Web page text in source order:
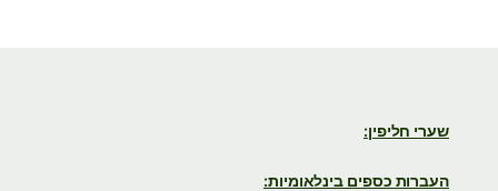
שערי חליפין:
העברות כספים בינלאומיות: